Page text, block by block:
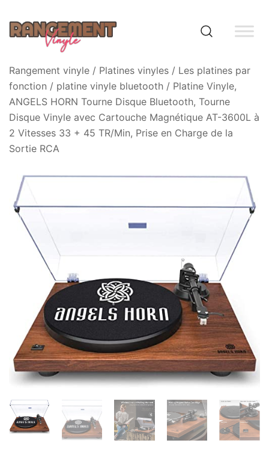
content
Rangement vinyle
Rangement vinyle / Platines vinyles / Les platines par
fonction / platine vinyle bluetooth / Platine Vinyle,
ANGELS HORN Tourne Disque Bluetooth, Tourne
Disque Vinyle avec Cartouche Magnétique AT-3600L à
2 Vitesses 33 + 45 TR/Min, Prise en Charge de la
Sortie RCA